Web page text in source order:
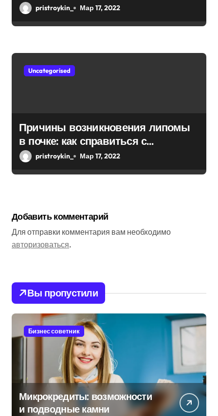
pristroykin_ Мар 17, 2022
Uncategorised
Причины возникновения липомы
в почке: как справиться с
болезнью
pristroykin_ Мар 17, 2022
Добавить комментарий
Для отправки комментария вам необходимо
авторизоваться.
Вы пропустили
Бизнес советник
Микрокредиты: возможности
и подводные камни